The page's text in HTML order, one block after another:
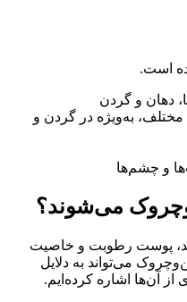
است.
و گردن
به‌ویژه در گردن و
و چشم‌ها
می‌شوند؟
پوست رطوبت و خاصیت
می‌تواند به دلایل
از آن‌ها اشاره کرده‌ایم‌.